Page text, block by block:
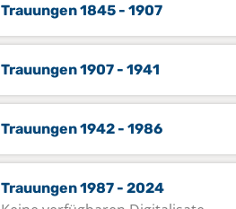
Trauungen 1845 - 1907
Trauungen 1907 - 1941
Trauungen 1942 - 1986
Trauungen 1987 - 2024